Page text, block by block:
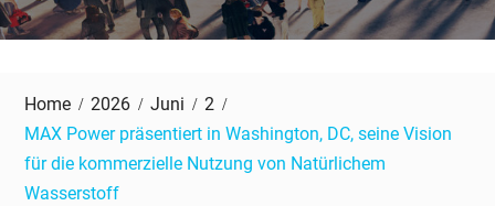
Home 2026 Juni
2
MAX Power präsentiert in Washington, DC, seine Vision
für die kommerzielle Nutzung von Natürlichem
Wasserstoff